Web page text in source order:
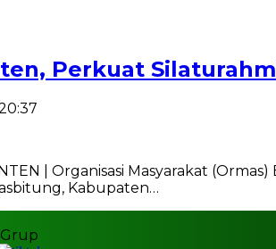
Perkuat
| Organisasi Masyarakat
Kabupaten…